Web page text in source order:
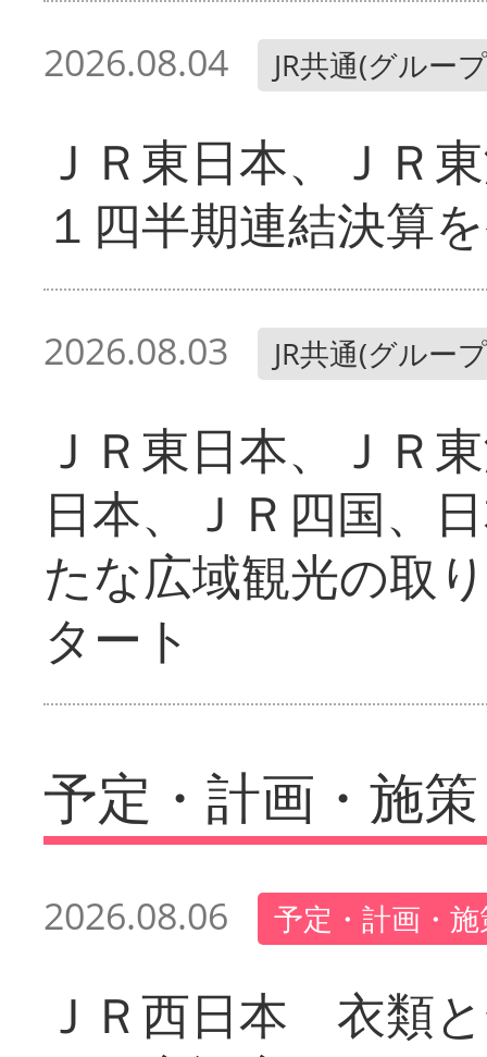
2026.08.04 JR共通(グルー
ＪＲ東日本、ＪＲ
１四半期連結決算
2026.08.03 JR共通(グルー
ＪＲ東日本、ＪＲ
日本、ＪＲ四国、
たな広域観光の取
タート
予定・計画・施策
2026.08.06 予定・計画・
ＪＲ西日本 衣類